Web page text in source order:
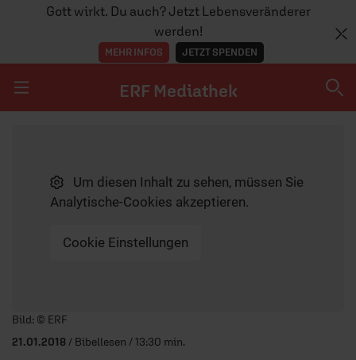
Gott wirkt. Du auch? Jetzt Lebensveränderer
werden!
MEHR INFOS JETZT SPENDEN
ERF Mediathek
SENDUNGEN A-ZUm diesen Inhalt zu sehen, müssen Sie
Analytische-Cookies akzeptieren.
Cookie Einstellungen
Player starten/anhalten
Bild: © ERF
21.01.2018 / Bibellesen / 13:30 min.